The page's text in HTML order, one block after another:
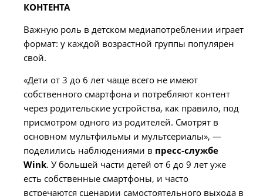
КОНТЕНТА
Важную роль в детском медиапотреблении играет
формат: у каждой возрастной группы популярен
свой.
«Дети от 3 до 6 лет чаще всего не имеют
собственного смартфона и потребляют контент
через родительские устройства, как правило, под
присмотром одного из родителей. Смотрят в
основном мультфильмы и мультсериалы», —
поделились наблюдениями в пресс-службе
Wink. У большей части детей от 6 до 9 лет уже
есть собственные смартфоны, и часто
встречаются сценарии самостоятельного выхода в